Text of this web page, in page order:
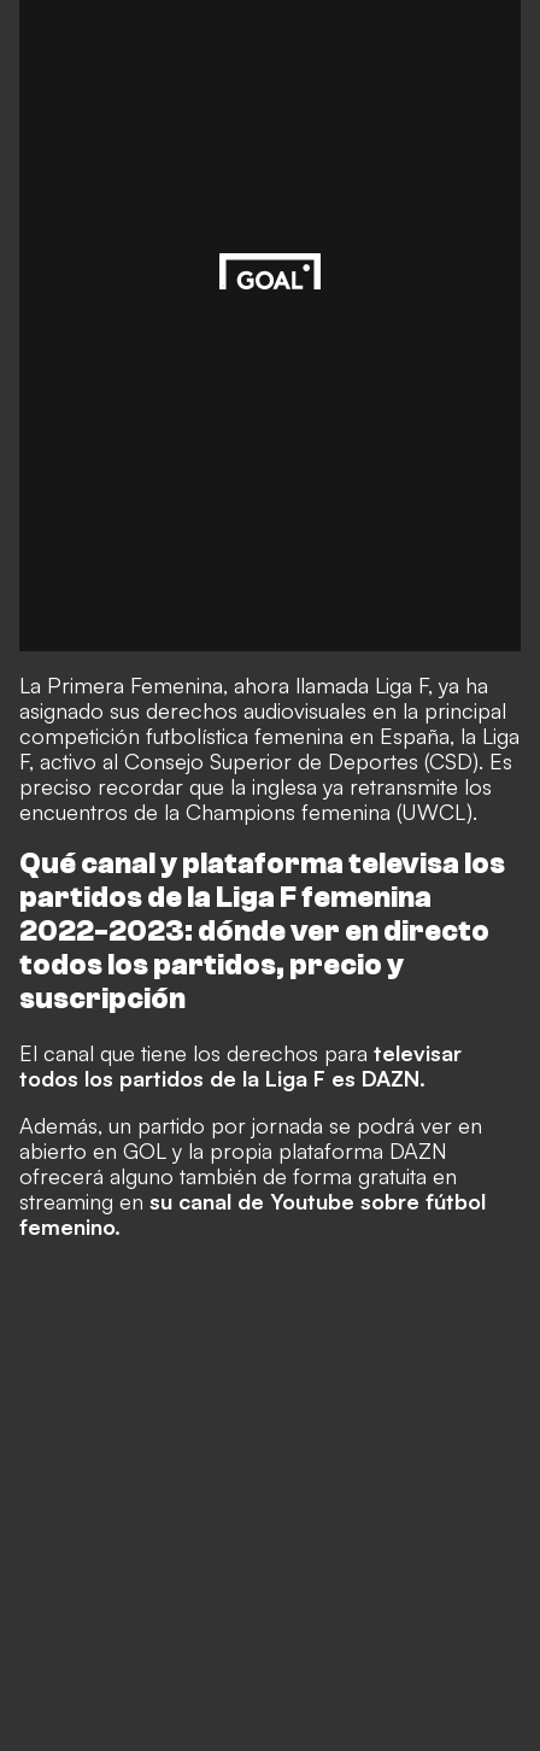
La Primera Femenina, ahora llamada Liga F, ya ha
asignado sus derechos audiovisuales en la principal
competición futbolística femenina en España, la Liga
F, activo al Consejo Superior de Deportes (CSD). Es
preciso recordar que la inglesa ya retransmite los
encuentros de la Champions femenina (UWCL).
Qué canal y plataforma televisa los
partidos de la Liga F femenina
2022-2023: dónde ver en directo
todos los partidos, precio y
suscripción
El canal que tiene los derechos para televisar
todos los partidos de la Liga F es DAZN.
Además, un partido por jornada se podrá ver en
abierto en GOL y la propia plataforma DAZN
ofrecerá alguno también de forma gratuita en
streaming en su canal de Youtube sobre fútbol
femenino.